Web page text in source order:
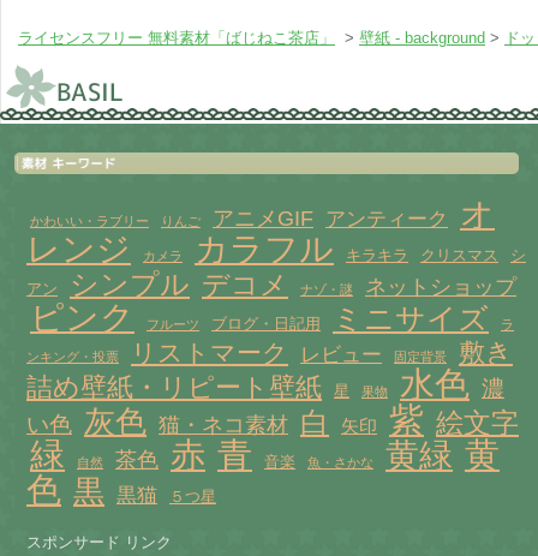
ライセンスフリー 無料素材「ばじねこ茶店」 > 壁紙 - background > ド
かわいい・ラブリー りんご アニメGIF アンティーク
オ
レンジ
カメラ カラフル キラキラ クリスマス
シ
アン
シンプル デコメ ナゾ・謎 ネットショップ
ピンク フルーツ ブログ・日記用 ミニサイズ ラ
ンキング・投票 リストマーク レビュー 固定背景
敷き
詰め壁紙・リピート壁紙
星 果物 水色 濃
い色 灰色 猫・ネコ素材 白 矢印 紫 絵文字
緑 自然 茶色 赤 青 音楽 魚・さかな 黄緑 黄
色 黒 黒猫 ５つ星
スポンサード リンク